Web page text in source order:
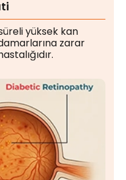
yüksek kan
zarar